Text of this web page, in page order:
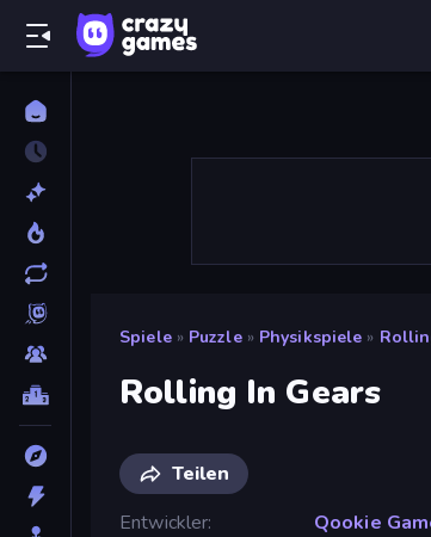
Spiele » Puzzle » Physikspiele »
Rolling In Gears
Teilen
Entwickler
Qookie